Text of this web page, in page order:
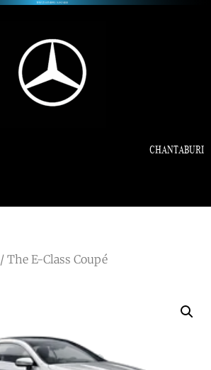
CHANTABURI
/ The E-Class Coupé